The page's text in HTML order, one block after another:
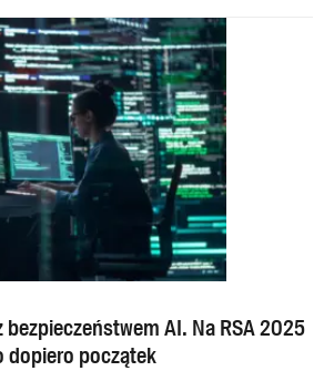
AI. Na RSA 2025
dopiero początek